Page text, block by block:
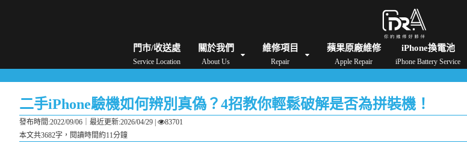
門市/收送處
Service Location
關於我們
About Us
維修項目
Repair
蘋果原廠維修
Apple Repair
iPhone換電池
iPhone Battery Service
Android手機維修/價格 MacBook維修/價格 iPad維修/價格 Switch維修/價格 Apple Watch維修/價格
二手iPhone驗機如何辨別真偽？4招教你輕鬆破解是否為拼裝機！
發布時間:2022/09/06｜ 最近更新:2026/04/29
83701
本文共3682字，閱讀時間約11分鐘